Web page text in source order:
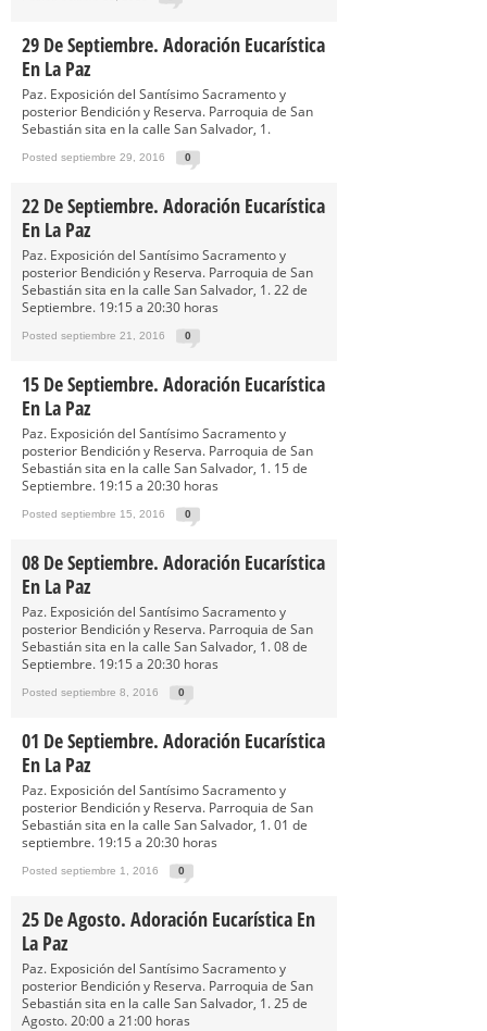
29 De Septiembre. Adoración Eucarística
En La Paz
Paz. Exposición del Santísimo Sacramento y
posterior Bendición y Reserva. Parroquia de San
Sebastián sita en la calle San Salvador, 1.
Posted septiembre 29, 2016 0
22 De Septiembre. Adoración Eucarística
En La Paz
Paz. Exposición del Santísimo Sacramento y
posterior Bendición y Reserva. Parroquia de San
Sebastián sita en la calle San Salvador, 1. 22 de
Septiembre. 19:15 a 20:30 horas
Posted septiembre 21, 2016 0
15 De Septiembre. Adoración Eucarística
En La Paz
Paz. Exposición del Santísimo Sacramento y
posterior Bendición y Reserva. Parroquia de San
Sebastián sita en la calle San Salvador, 1. 15 de
Septiembre. 19:15 a 20:30 horas
Posted septiembre 15, 2016 0
08 De Septiembre. Adoración Eucarística
En La Paz
Paz. Exposición del Santísimo Sacramento y
posterior Bendición y Reserva. Parroquia de San
Sebastián sita en la calle San Salvador, 1. 08 de
Septiembre. 19:15 a 20:30 horas
Posted septiembre 8, 2016 0
01 De Septiembre. Adoración Eucarística
En La Paz
Paz. Exposición del Santísimo Sacramento y
posterior Bendición y Reserva. Parroquia de San
Sebastián sita en la calle San Salvador, 1. 01 de
septiembre. 19:15 a 20:30 horas
Posted septiembre 1, 2016 0
25 De Agosto. Adoración Eucarística En
La Paz
Paz. Exposición del Santísimo Sacramento y
posterior Bendición y Reserva. Parroquia de San
Sebastián sita en la calle San Salvador, 1. 25 de
Agosto. 20:00 a 21:00 horas